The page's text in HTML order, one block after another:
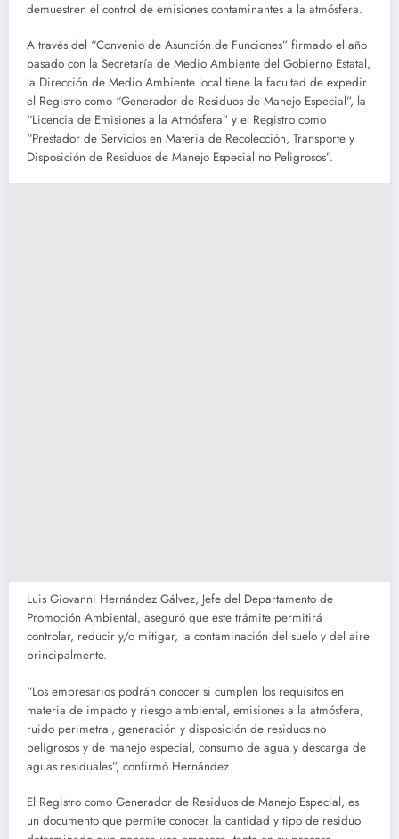
demuestren el control de emisiones contaminantes a la atmósfera.
A través del “Convenio de Asunción de Funciones” firmado el año
pasado con la Secretaría de Medio Ambiente del Gobierno Estatal,
la Dirección de Medio Ambiente local tiene la facultad de expedir
el Registro como “Generador de Residuos de Manejo Especial”, la
“Licencia de Emisiones a la Atmósfera” y el Registro como
“Prestador de Servicios en Materia de Recolección, Transporte y
Disposición de Residuos de Manejo Especial no Peligrosos”.
Luis Giovanni Hernández Gálvez, Jefe del Departamento de
Promoción Ambiental, aseguró que este trámite permitirá
controlar, reducir y/o mitigar, la contaminación del suelo y del aire
principalmente.
“Los empresarios podrán conocer si cumplen los requisitos en
materia de impacto y riesgo ambiental, emisiones a la atmósfera,
ruido perimetral, generación y disposición de residuos no
peligrosos y de manejo especial, consumo de agua y descarga de
aguas residuales”, confirmó Hernández.
El Registro como Generador de Residuos de Manejo Especial, es
un documento que permite conocer la cantidad y tipo de residuo